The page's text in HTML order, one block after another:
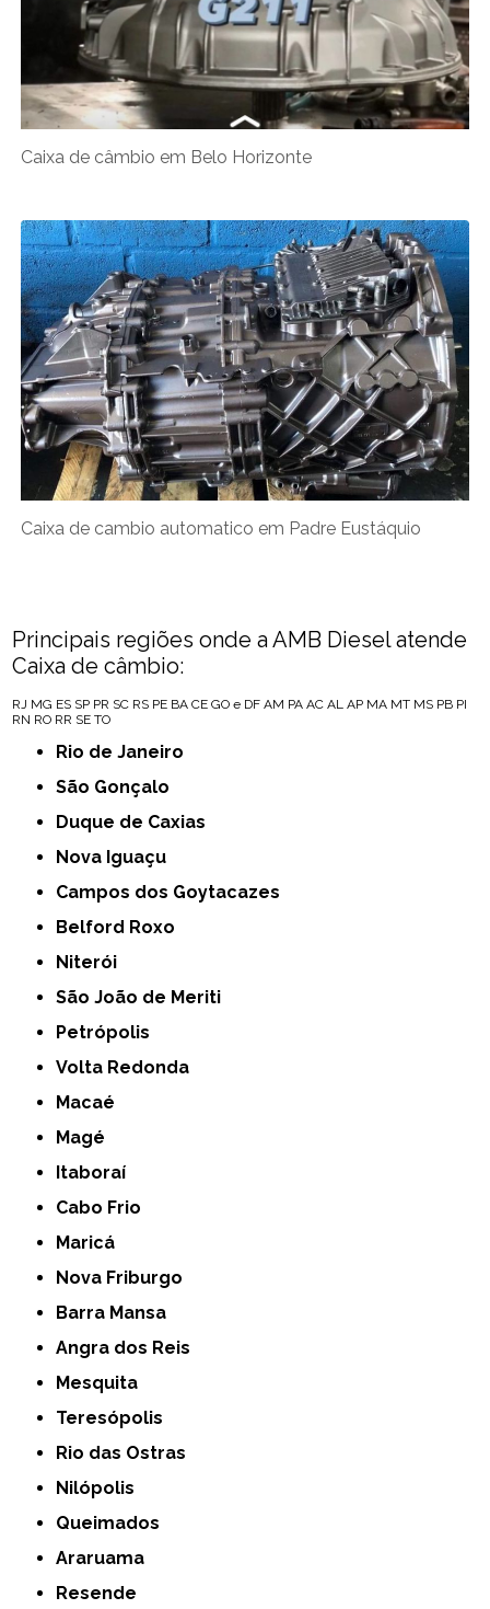
Caixa de câmbio em Belo Horizonte
Caixa de cambio automatico em Padre Eustáquio
Principais regiões onde a AMB Diesel atende
Caixa de câmbio:
RJ MG ES SP PR SC RS PE BA CE GO e DF AM PA AC AL AP MA MT MS PB PI
RN RO RR SE TO
Rio de Janeiro
São Gonçalo
Duque de Caxias
Nova Iguaçu
Campos dos Goytacazes
Belford Roxo
Niterói
São João de Meriti
Petrópolis
Volta Redonda
Macaé
Magé
Itaboraí
Cabo Frio
Maricá
Nova Friburgo
Barra Mansa
Angra dos Reis
Mesquita
Teresópolis
Rio das Ostras
Nilópolis
Queimados
Araruama
Resende